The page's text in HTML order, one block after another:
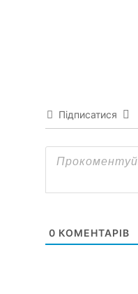
Підписатися
0 КОМЕНТАРІВ